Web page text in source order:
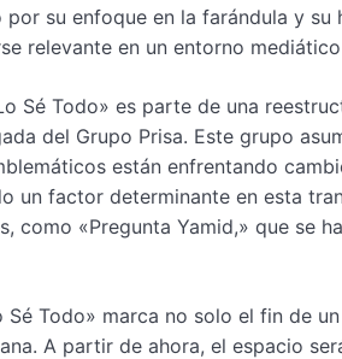
su enfoque en la farándula y
relevante en un entorno
Sé Todo» es parte de una
del Grupo Prisa. Este grupo
están enfrentando
un factor determinante en esta
como «Pregunta Yamid,» que se
Sé Todo» marca no solo el fin de
A partir de ahora, el espacio